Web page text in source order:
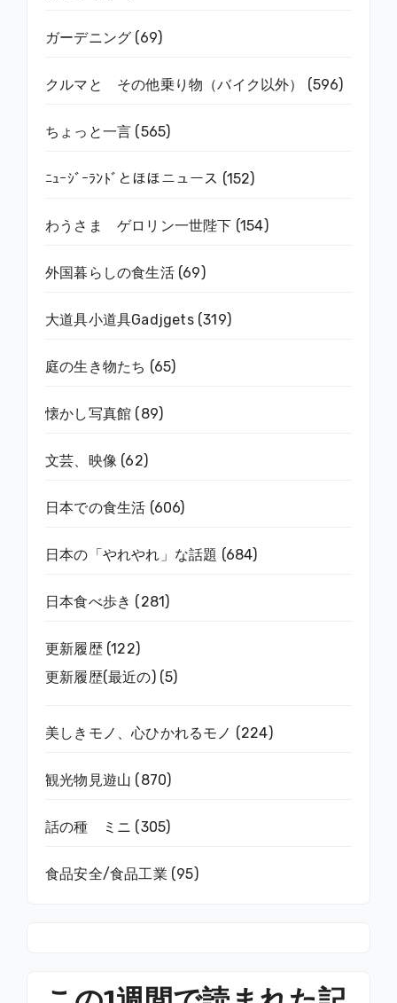
ガーデニング (69)
クルマと その他乗り物（バイク以外） (596)
ちょっと一言 (565)
ﾆｭｰｼﾞｰﾗﾝﾄﾞとほほニュース (152)
わうさま ゲロリン一世陛下 (154)
外国暮らしの食生活(69)
大道具小道具Gadjgets(319)
庭の生き物たち (65)
懐かし写真館 (89)
文芸、映像 (62)
日本での食生活 (606)
日本の「やれやれ」な話題 (684)
日本食べ歩き (281)
更新履歴(122)
更新履歴(最近の)(5)
美しきモノ、心ひかれるモノ (224)
観光物見遊山 (870)
話の種 ミニ (305)
食品安全/食品工業 (95)